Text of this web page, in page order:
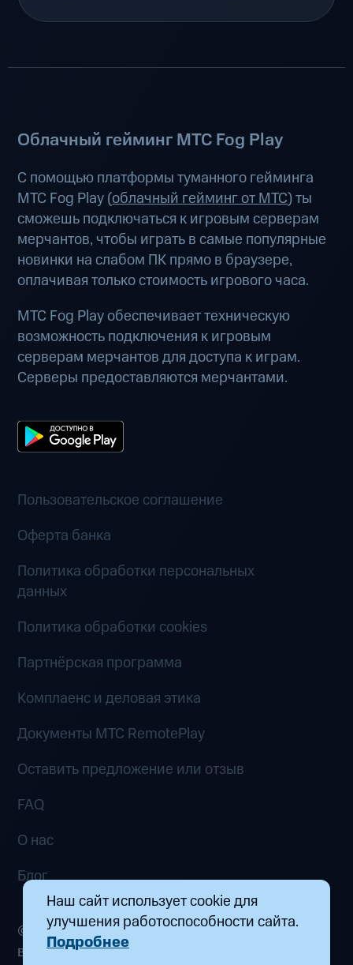
Наш сайт использует cookie для
улучшения работоспособности сайта.
Подробнее
Облачный гейминг МТС Fog Play
С помощью платформы туманного гейминга
МТС Fog Play (облачный гейминг от МТС) ты
сможешь подключаться к игровым серверам
мерчантов, чтобы играть в самые популярные
новинки на слабом ПК прямо в браузере,
оплачивая только стоимость игрового часа.
МТС Fog Play обеспечивает техническую
возможность подключения к игровым
серверам мерчантов для доступа к играм.
Серверы предоставляются мерчантами.
Пользовательское соглашение
Оферта банка
Политика обработки персональных
данных
Политика обработки cookies
Партнёрская программа
Комплаенс и деловая этика
Документы MTC RemotePlay
Оставить предложение или отзыв
FAQ
О нас
Блог
© 2026 ООО «Маркетплейс распределенных
вычислений». Все права защищены